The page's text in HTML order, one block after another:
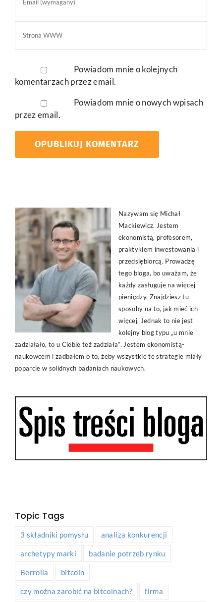
Powiadom mnie o kolejnych
komentarzach przez email.
Powiadom mnie o nowych wpisach
przez email.
Nazywam się Michał
Mackiewicz. Jestem
ekonomistą, profesorem,
praktykiem inwestowania i
przedsiębiorcą. Prowadzę
tego bloga, bo uważam, że
każdy zasługuje na więcej
pieniędzy. Znajdziesz tu
sposoby na to, jak mieć ich
więcej. Jednak to nie jest
kolejny blog typu „u mnie
zadziałało, to u Ciebie też zadziała”. Jestem ekonomistą-
naukowcem i zadbałem o to, żeby wszystkie te strategie miały
poparcie w solidnych badaniach naukowych.
Topic Tags
3 składniki pomysłu analiza konkurencji
archetypy marki badanie potrzeb rynku
Berrolia bitcoin
czy można zarobić na bitcoinach? firma